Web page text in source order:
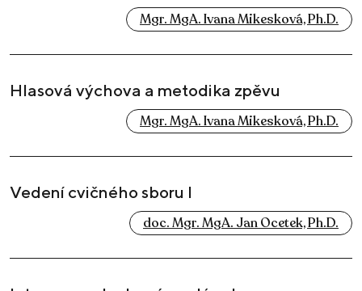
Mgr. MgA. Ivana Mikesková, Ph.D.
Hlasová výchova a metodika zpěvu
Mgr. MgA. Ivana Mikesková, Ph.D.
Vedení cvičného sboru I
doc. Mgr. MgA. Jan Ocetek, Ph.D.